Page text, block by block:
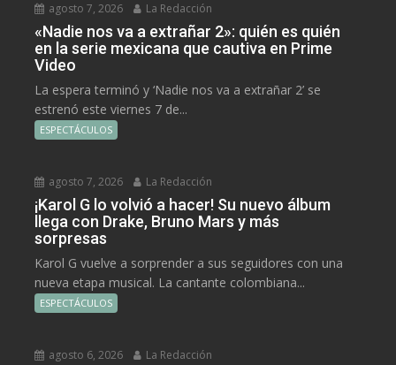
agosto 7, 2026 La Redacción
«Nadie nos va a extrañar 2»: quién es quién
en la serie mexicana que cautiva en Prime
Video
La espera terminó y ‘Nadie nos va a extrañar 2’ se
estrenó este viernes 7 de...
ESPECTÁCULOS
agosto 7, 2026 La Redacción
¡Karol G lo volvió a hacer! Su nuevo álbum
llega con Drake, Bruno Mars y más
sorpresas
Karol G vuelve a sorprender a sus seguidores con una
nueva etapa musical. La cantante colombiana...
ESPECTÁCULOS
agosto 6, 2026 La Redacción